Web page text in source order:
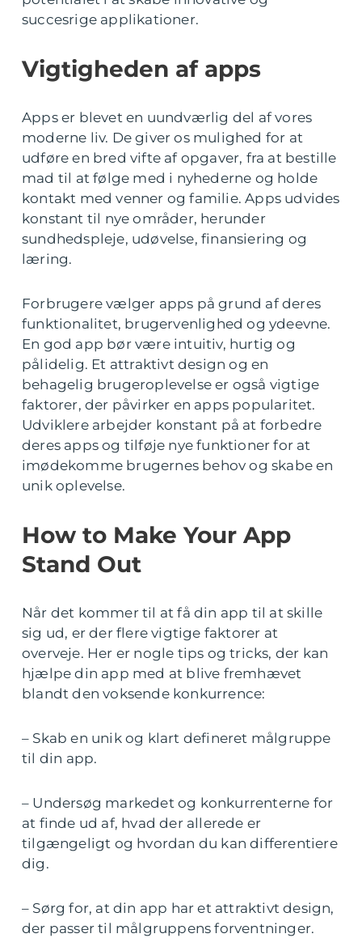
succesrige applikationer.
Vigtigheden af apps
Apps er blevet en uundværlig del af vores
moderne liv. De giver os mulighed for at
udføre en bred vifte af opgaver, fra at bestille
mad til at følge med i nyhederne og holde
kontakt med venner og familie. Apps udvides
konstant til nye områder, herunder
sundhedspleje, udøvelse, finansiering og
læring.
Forbrugere vælger apps på grund af deres
funktionalitet, brugervenlighed og ydeevne.
En god app bør være intuitiv, hurtig og
pålidelig. Et attraktivt design og en
behagelig brugeroplevelse er også vigtige
faktorer, der påvirker en apps popularitet.
Udviklere arbejder konstant på at forbedre
deres apps og tilføje nye funktioner for at
imødekomme brugernes behov og skabe en
unik oplevelse.
How to Make Your App
Stand Out
Når det kommer til at få din app til at skille
sig ud, er der flere vigtige faktorer at
overveje. Her er nogle tips og tricks, der kan
hjælpe din app med at blive fremhævet
blandt den voksende konkurrence:
– Skab en unik og klart defineret målgruppe
til din app.
– Undersøg markedet og konkurrenterne for
at finde ud af, hvad der allerede er
tilgængeligt og hvordan du kan differentiere
dig.
– Sørg for, at din app har et attraktivt design,
der passer til målgruppens forventninger.